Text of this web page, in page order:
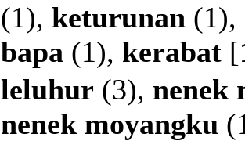
(1), keturunan (1),
bapa (1), kerabat [
leluhur (3), nenek
nenek moyangku